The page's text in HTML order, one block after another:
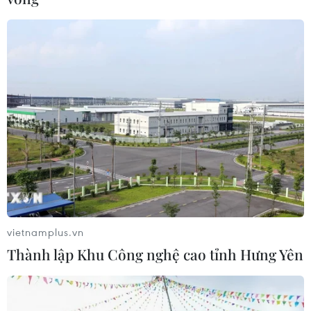
minh bạch bữa ăn bán trú
trước thềm năm học mới
05/08/2026 02:01
mở rộng không gian giáo
dục
05/08/2026 01:21
Xem thêm
CƠ QUAN CHỦ QUẢN: THÔNG TẤN XÃ VIỆT NAM
Tổng Biên tập: TRẦN TIẾN DUẨN
vietnamplus.vn
Thành lập Khu Công nghệ cao tỉnh Hưng Yên